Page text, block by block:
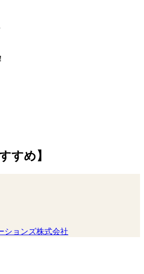
すめ】
ションズ株式会社